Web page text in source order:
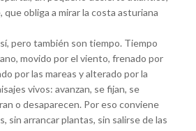
que obliga a mirar la costa asturiana
pero también son tiempo. Tiempo
movido por el viento, frenado por
por las mareas y alterado por la
vivos: avanzan, se fijan, se
o desaparecen. Por eso conviene
sin arrancar plantas, sin salirse de las